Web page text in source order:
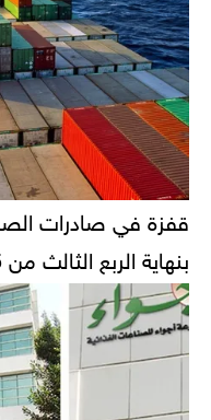
بنهاية الربع الثالث من 2025